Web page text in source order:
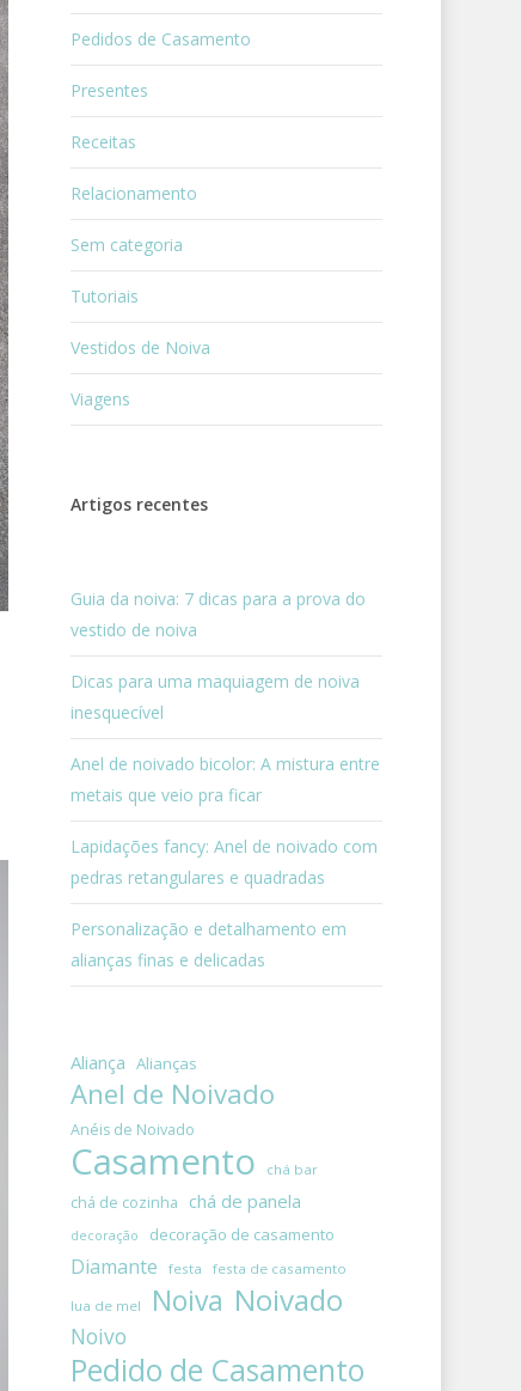
Pedidos de Casamento
Presentes
Receitas
Relacionamento
Sem categoria
Tutoriais
Vestidos de Noiva
Viagens
Artigos recentes
Guia da noiva: 7 dicas para a prova do
vestido de noiva
Dicas para uma maquiagem de noiva
inesquecível
Anel de noivado bicolor: A mistura entre
metais que veio pra ficar
Lapidações fancy: Anel de noivado com
pedras retangulares e quadradas
Personalização e detalhamento em
alianças finas e delicadas
Aliança Alianças
Anel de Noivado
Anéis de Noivado
Casamento chá bar
chá de cozinha chá de panela
decoração decoração de casamento
Diamante festa festa de casamento
lua de mel Noiva Noivado
Noivo
Pedido de Casamento